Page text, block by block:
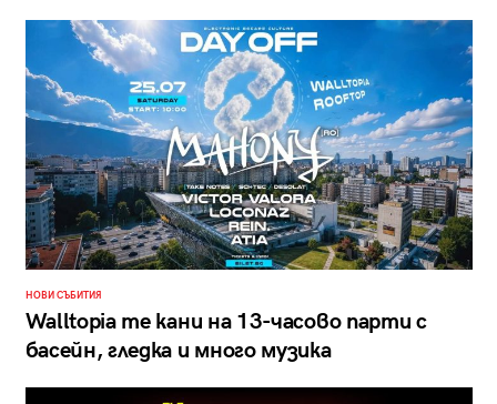
НОВИ СЪБИТИЯ
Walltopia те кани на 13-часово парти с
басейн, гледка и много музика